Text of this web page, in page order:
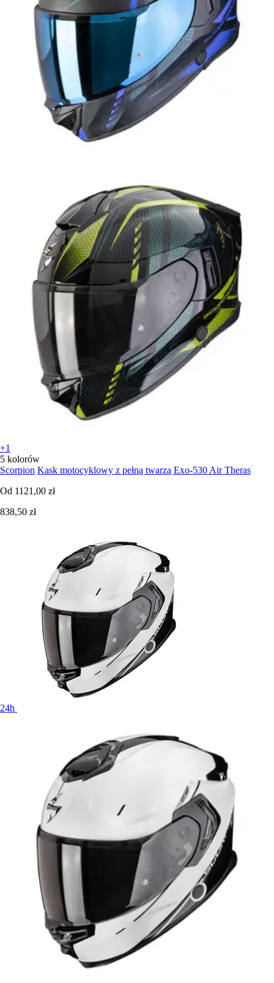
+1
5 kolorów
Scorpion Kask motocyklowy z pełną twarzą Exo-530 Air Theras
Od 1121,00 zł
838,50 zł
24h